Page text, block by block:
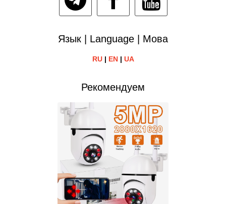
Язык | Language | Мова
RU| EN| UA
Рекомендуем